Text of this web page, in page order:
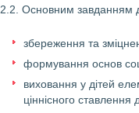
2.2. Основним завданням
збереження та
формування основ
виховання у дітей
ціннісного ставлення